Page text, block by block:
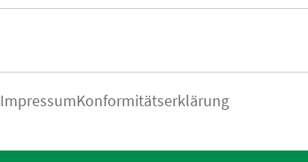
ImpressumKonformitätserklärung